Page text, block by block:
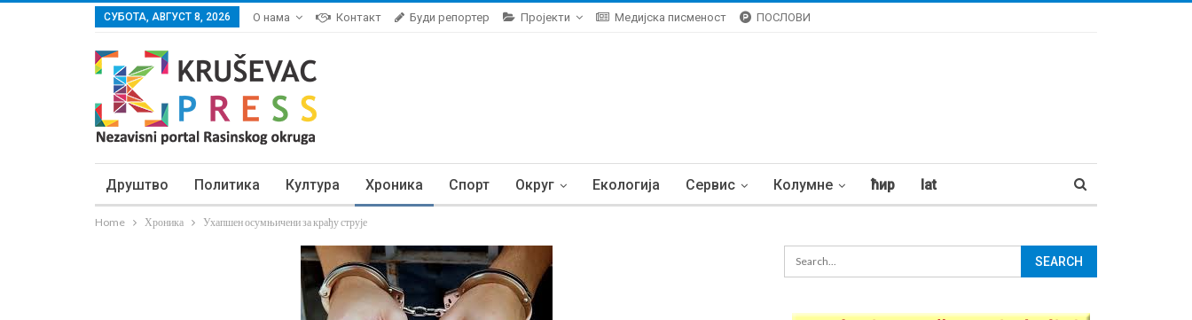
СУБОТА, АВГУСТ 8, 2026 О нама Контакт Буди репортер Пројекти Медијска писменост ПОСЛОВИ
Друштво Политика Култура Хроника Спорт Округ Екологија Сервис Колумне ћир lat
Home Хроника Ухапшен осумњичени за крађу струје